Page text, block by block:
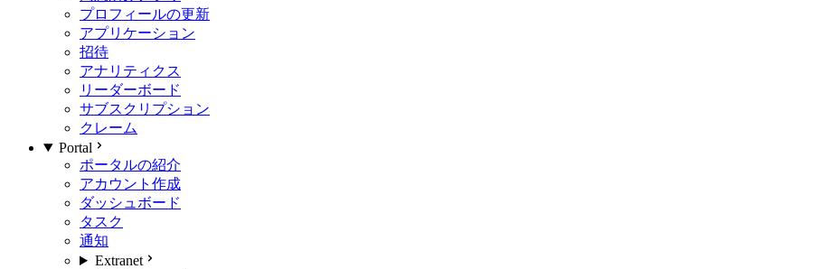
プロフィールの更新
アプリケーション
招待
アナリティクス
リーダーボード
サブスクリプション
クレーム
Portal
ポータルの紹介
アカウント作成
ダッシュボード
タスク
通知
Extranet